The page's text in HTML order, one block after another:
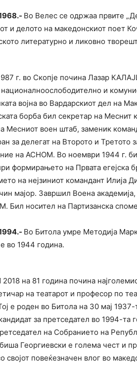
Во Велес се одржаа првите
и делото на македонскиот поет
литературно и ликовно
г. во Скопје почина Лазар
и
војна во Вардарскиот дел на
борба бил секретар на
Месниот воен штаб, заменик
за делегат на Второто и Третото
на АСНОМ. Во ноември 1944 г.
формирањето на Првата егејска
на нејзиниот командант Илија
мајор. Завршил Воена
Бил носител на Партизанска
Во Битола умре Методија
во 1944 година.
на 81 година почина
на театарот и професор по
е роден во Битола на 30 мај
за претседател во 1994-
на Собранието на
Георгиевски е голема чест и
својот повеќезначен влог во